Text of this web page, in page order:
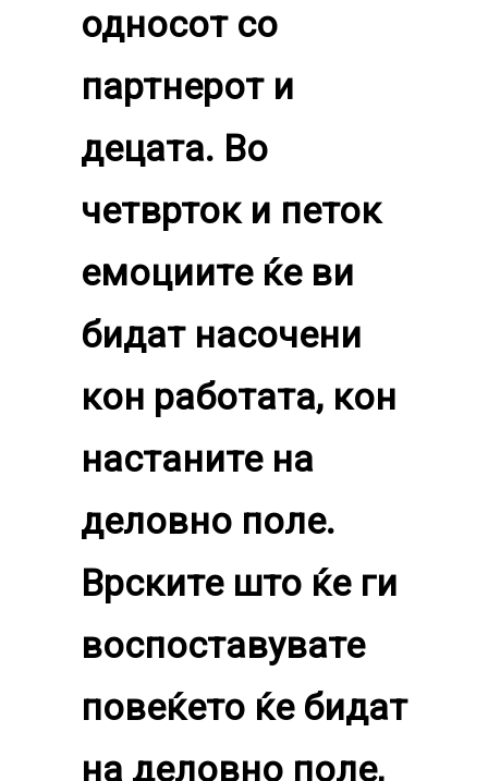
односот со
партнерот и
децата. Во
четврток и петок
емоциите ќе ви
бидат насочени
кон работата, кон
настаните на
деловно поле.
Врските што ќе ги
воспоставувате
повеќето ќе бидат
на деловно поле,